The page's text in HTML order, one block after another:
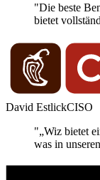
"Die beste
bietet
David EstlickCISO
"„Wiz bietet
was in